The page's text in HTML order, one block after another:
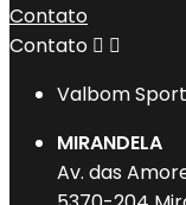
Contato
Contato  
Valbom
MIRANDELA
Av. das